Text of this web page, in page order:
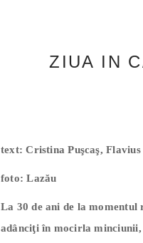
ZIUA IN
text: Cristina Puşcaş, Flavius
foto: Lazău
La 30 de ani de la
adânciţi în mocirla